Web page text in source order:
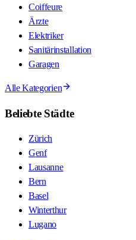
Coiffeure
Ärzte
Elektriker
Sanitärinstallation
Garagen
Alle Kategorien
Beliebte Städte
Zürich
Genf
Lausanne
Bern
Basel
Winterthur
Lugano